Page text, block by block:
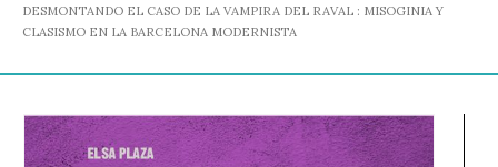
DESMONTANDO EL CASO DE LA VAMPIRA DEL RAVAL : MISOGINIA Y
CLASISMO EN LA BARCELONA MODERNISTA